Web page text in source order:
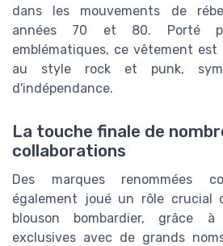
dans les mouvements de
années 70 et 80. Porté
emblématiques, ce vêtement
au style rock et punk,
d'indépendance.
La touche finale de
collaborations
Des marques renommées
également joué un rôle crucial
blouson bombardier, grâce à
exclusives avec de grands